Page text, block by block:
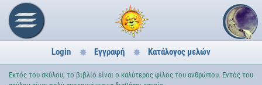
Login Εγγραφή Κατάλογος μελών
Εκτός του σκύλου, το βιβλίο είναι ο καλύτερος φίλος του ανθρώπου. Εντός του